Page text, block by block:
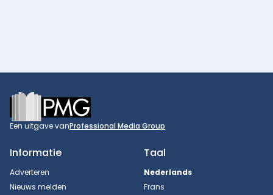
Footer
Een uitgave vanProfessional Media Group
Informatie
Adverteren
Nieuws melden
Taal
Nederlands
Frans